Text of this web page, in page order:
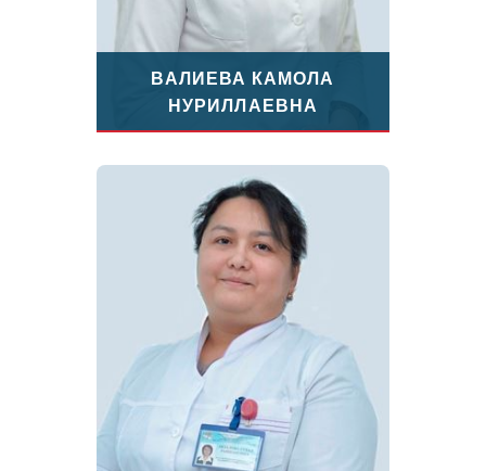
ВАЛИЕВА КАМОЛА
НУРИЛЛАЕВНА